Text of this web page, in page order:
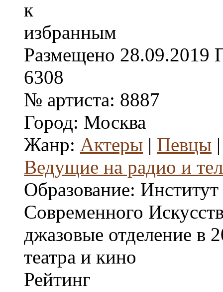
Размещено 28.09.2019
6308
№ артиста: 8887
Город: Москва
Жанр: Актеры | Певцы
Ведущие на радио и
Образование: Институт
Современного
джазовые отделение в
театра и кино
Рейтинг